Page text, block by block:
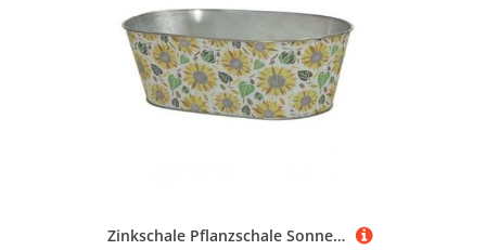
Zinkschale Pflanzschale Sonnenblumen o121 Blumen Sommerdeko Anzucht Pflanzgefäß Blumentopf Blumenkübel Kräuterschale Sunflowers Metallschale 25x14x10cm Jardiniere Sonnenblume Gartendeko Pflanzkübel